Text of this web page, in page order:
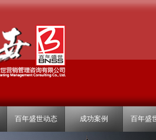
百年盛世动态 成功案例 百年盛